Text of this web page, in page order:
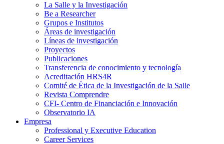
La Salle y la Investigación
Be a Researcher
Grupos e Institutos
Áreas de investigación
Líneas de investigación
Proyectos
Publicaciones
Transferencia de conocimiento y tecnología
Acreditación HRS4R
Comité de Ética de la Investigación de la Salle
Revista Comprendre
CFI- Centro de Financiación e Innovación
Observatorio IA
Empresa
Professional y Executive Education
Career Services